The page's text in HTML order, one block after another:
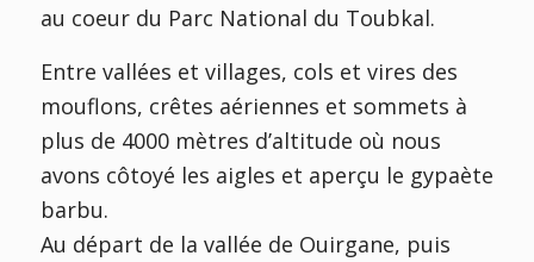
au coeur du Parc National du Toubkal.
Entre vallées et villages, cols et vires des
mouflons, crêtes aériennes et sommets à
plus de 4000 mètres d’altitude où nous
avons côtoyé les aigles et aperçu le gypaète
barbu.
Au départ de la vallée de Ouirgane, puis